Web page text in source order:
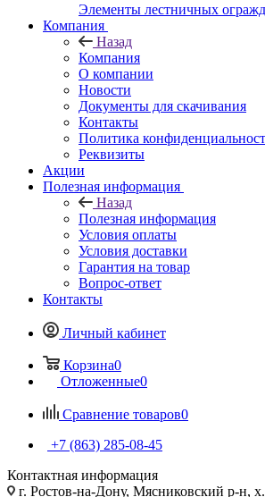
Элементы лестничных
Компания
Назад
Компания
О компании
Новости
Документы для скачивания
Контакты
Политика
Реквизиты
Акции
Полезная информация
Назад
Полезная информация
Условия оплаты
Условия доставки
Гарантия на товар
Вопрос-ответ
Контакты
Личный кабинет
Корзина0
Отложенные0
Сравнение товаров0
+7 (863) 285-08-45
Контактная информация
г. Ростов-на-Дону, Мясниковский р-н,